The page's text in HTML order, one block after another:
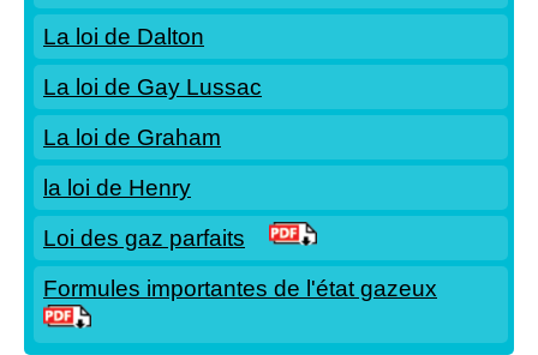
La loi de Dalton
La loi de Gay Lussac
La loi de Graham
la loi de Henry
Loi des gaz parfaits
Formules importantes de l'état gazeux